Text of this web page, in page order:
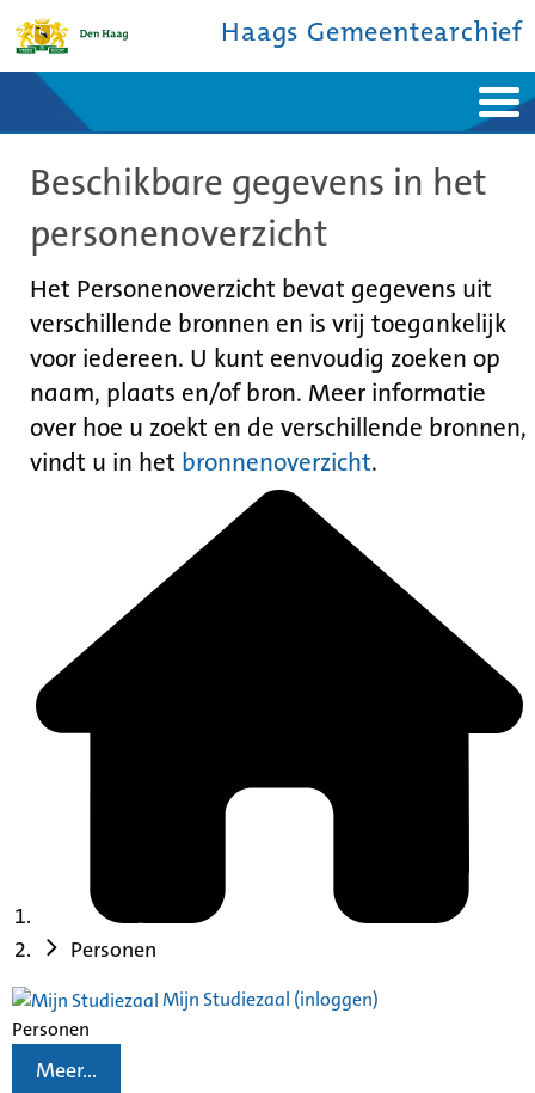
Haags Gemeentearchief
Ontdek de stad
De studiezaal
Bronnen en collecties
Contact
Beschikbare gegevens in het
personenoverzicht
Het Personenoverzicht bevat gegevens uit
verschillende bronnen en is vrij toegankelijk
voor iedereen. U kunt eenvoudig zoeken op
naam, plaats en/of bron. Meer informatie
over hoe u zoekt en de verschillende bronnen,
vindt u in het bronnenoverzicht.
Personen
Mijn Studiezaal (inloggen)
Personen
Meer...